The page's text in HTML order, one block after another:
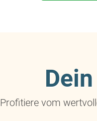
Profitiere vom